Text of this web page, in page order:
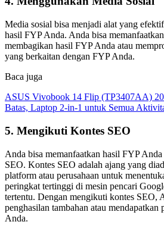
Media sosial bisa menjadi alat yang
hasil FYP Anda. Anda bisa
membagikan hasil FYP Anda atau
yang berkaitan dengan FYP Anda.
Baca juga
ASUS Vivobook 14 Flip (TP3407AA)
Batas, Laptop 2-in-1 untuk Semua
5. Mengikuti Kontes SEO
Anda bisa memanfaatkan hasil FYP
SEO. Kontes SEO adalah ajang yang
platform atau perusahaan untuk
peringkat tertinggi di mesin pencari
tertentu. Dengan mengikuti kontes SEO,
penghasilan tambahan atau mendapatkan
Anda.